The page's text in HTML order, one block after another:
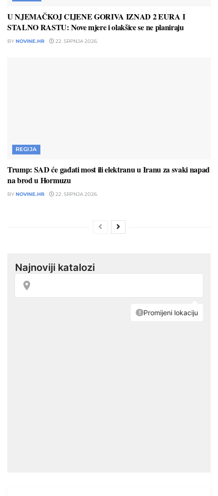
U NJEMAČKOJ CIJENE GORIVA IZNAD 2 EURA I
STALNO RASTU: Nove mjere i olakšice se ne planiraju
BY NOVINE.HR 22. SRPNJA 2026.
REGIJA
Trump: SAD će gađati most ili elektranu u Iranu za svaki napad
na brod u Hormuzu
BY NOVINE.HR 22. SRPNJA 2026.